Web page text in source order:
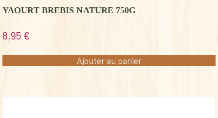
YAOURT BREBIS NATURE 750G
8,95 €
Ajouter au panier